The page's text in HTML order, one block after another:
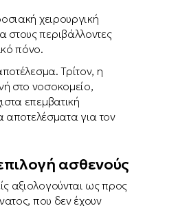
χειρουργική
στους περιβάλλοντες
πόνο.
Τρίτον, η
στο νοσοκομείο,
επεμβατική
αποτελέσματα για τον
ασθενούς
αξιολογούνται ως προς
που δεν έχουν